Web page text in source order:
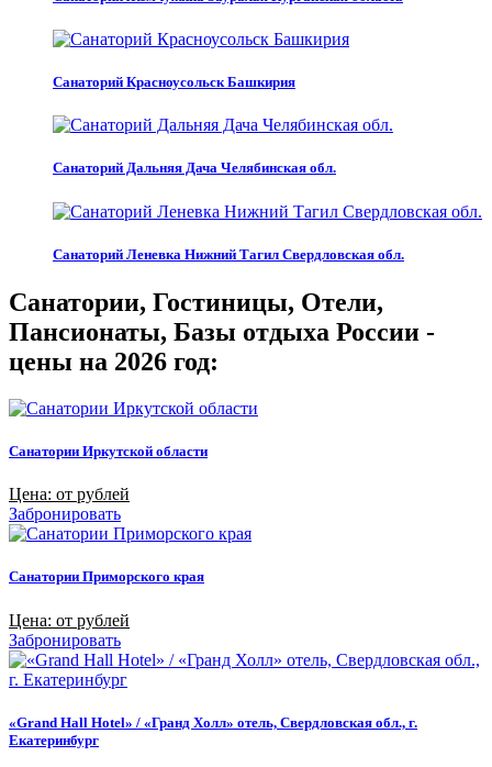
Санаторий Красноусольск Башкирия
Санаторий Дальняя Дача Челябинская обл.
Санаторий Леневка Нижний Тагил Свердловская обл.
Санатории, Гостиницы, Отели,
Пансионаты, Базы отдыха России -
цены на 2026 год:
Санатории Иркутской области
Цена: от рублей
Забронировать
Санатории Приморского края
Цена: от рублей
Забронировать
«Grand Hall Hotel» / «Гранд Холл» отель, Свердловская обл., г.
Екатеринбург